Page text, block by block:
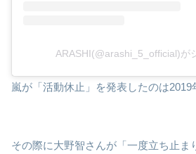
ARASHI(@arashi_5_official)が
嵐が「活動休止」を発表したのは2019
その際に大野智さんが「一度立ち止ま